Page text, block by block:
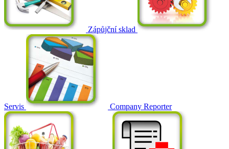
Zápůjční sklad
Servis Company Reporter